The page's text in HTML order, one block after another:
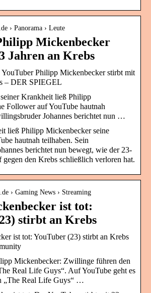
› Panorama › Leute
Mickenbecker
Jahren an Krebs
Philipp Mickenbecker stirbt mit
– DER SPIEGEL
Krankheit ließ Philipp
Follower auf YouTube hautnah
Johannes berichtet nun …
ließ Philipp Mickenbecker seine
hautnah teilhaben. Sein
berichtet nun bewegt, wie der 23-
gegen den Krebs schließlich verloren hat.
› Gaming News › Streaming
ist tot:
stirbt an Krebs
ist tot: YouTuber (23) stirbt an Krebs
Mickenbecker: Zwillinge führen den
Real Life Guys“. Auf YouTube geht es
„The Real Life Guys“ …